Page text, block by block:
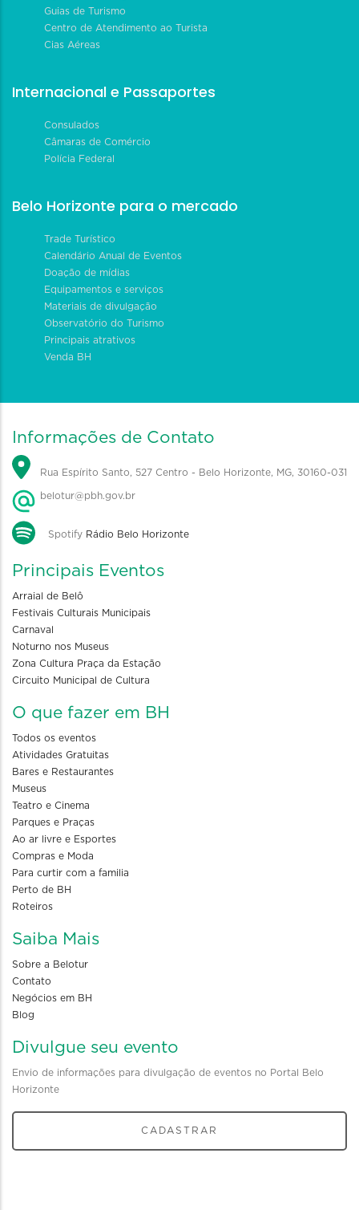
Guias de Turismo
Centro de Atendimento ao Turista
Cias Aéreas
Internacional e Passaportes
Consulados
Câmaras de Comércio
Polícia Federal
Belo Horizonte para o mercado
Trade Turístico
Calendário Anual de Eventos
Doação de mídias
Equipamentos e serviços
Materiais de divulgação
Observatório do Turismo
Principais atrativos
Venda BH
Informações de Contato
Rua Espírito Santo, 527 Centro - Belo Horizonte, MG, 30160-031
belotur@pbh.gov.br
Spotify Rádio Belo Horizonte
Principais Eventos
Arraial de Belô
Festivais Culturais Municipais
Carnaval
Noturno nos Museus
Zona Cultura Praça da Estação
Circuito Municipal de Cultura
O que fazer em BH
Todos os eventos
Atividades Gratuitas
Bares e Restaurantes
Museus
Teatro e Cinema
Parques e Praças
Ao ar livre e Esportes
Compras e Moda
Para curtir com a familia
Perto de BH
Roteiros
Saiba Mais
Sobre a Belotur
Contato
Negócios em BH
Blog
Divulgue seu evento
Envio de informações para divulgação de eventos no Portal Belo
Horizonte
CADASTRAR